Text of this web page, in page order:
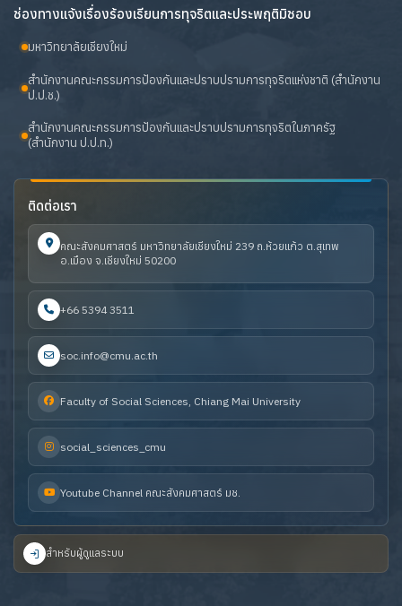
ช่องทางแจ้งเรื่องร้องเรียนการทุจริตและประพฤติมิชอบ
มหาวิทยาลัยเชียงใหม่
สำนักงานคณะกรรมการป้องกันและปราบปรามการทุจริตแห่งชาติ (สำนักงาน
ป.ป.ช.)
สำนักงานคณะกรรมการป้องกันและปราบปรามการทุจริตในภาครัฐ
(สำนักงาน ป.ป.ท.)
ติดต่อเรา
คณะสังคมศาสตร์ มหาวิทยาลัยเชียงใหม่ 239 ถ.ห้วยแก้ว ต.สุเทพ
อ.เมือง จ.เชียงใหม่ 50200
+66 5394 3511
soc.info@cmu.ac.th
Faculty of Social Sciences, Chiang Mai University
social_sciences_cmu
Youtube Channel คณะสังคมศาสตร์ มช.
สำหรับผู้ดูแลระบบ